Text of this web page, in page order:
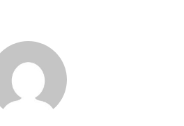
फोकस
एसपी प्रियंका शुक्ला ने जिले को सुरक्षित
उन्होंने बताया कि शाजापुर में पारंपरिक